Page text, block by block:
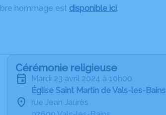
hommage est disponible ici.
Cérémonie religieuse
mardi 23 avril 2024 à 10h00
Église Saint Martin de Vals-les-Bains
rue Jean Jaurès